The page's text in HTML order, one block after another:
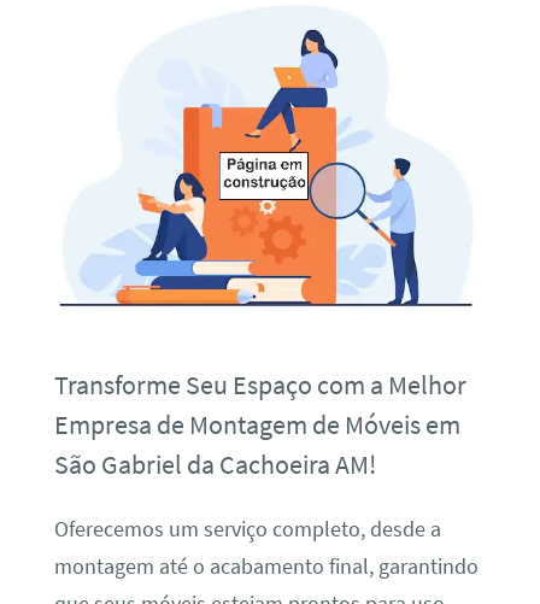
Transforme Seu Espaço com a Melhor
Empresa de Montagem de Móveis em
São Gabriel da Cachoeira AM!
Oferecemos um serviço completo, desde a
montagem até o acabamento final, garantindo